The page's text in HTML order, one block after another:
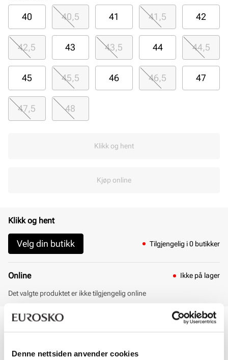
Denne nettsiden anvender cookies
40 40,5 41 41,5 42
42,5 43 43,5 44 44,5
45 45,5 46 46,5 47
47,5 48
Klikk og hent
Kjøp online
Klikk og hent
Velg din butikk Tilgjengelig i 0 butikker
Online Ikke på lager
Det valgte produktet er ikke tilgjengelig online
Klikk og hent innen 30 minutter
Gratis retur i butikk